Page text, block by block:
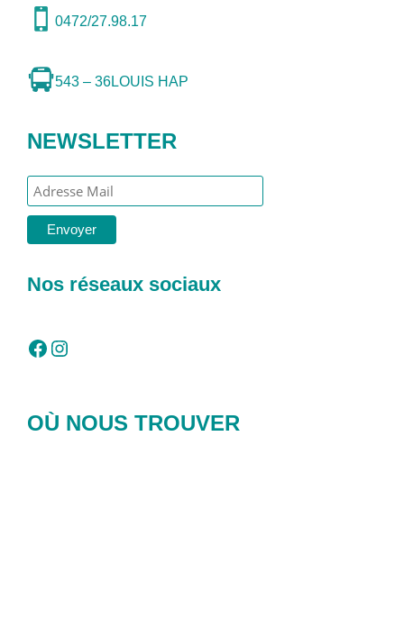
0472/27.98.17
543 – 36LOUIS HAP
NEWSLETTER
Nos réseaux sociaux
Facebook Instagram
OÙ NOUS TROUVER